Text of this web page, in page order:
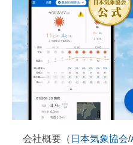
会社概要（ 日本気象協会/